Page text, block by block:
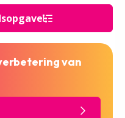
van